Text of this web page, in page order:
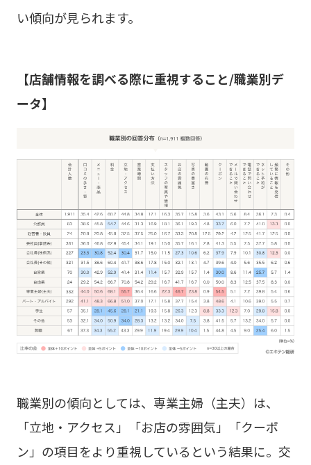
い傾向が見られます。
【店舗情報を調べる際に重視すること/職業別デ
ータ】
職業別の傾向としては、専業主婦（主夫）は、
「立地・アクセス」「お店の雰囲気」「クーポ
ン」の項目をより重視しているという結果に。交